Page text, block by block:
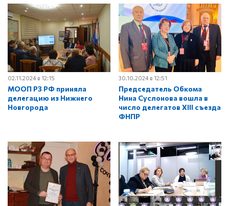
02.11.2024 в 12:15
МООП РЗ РФ приняла
делегацию из Нижнего
Новгорода
30.10.2024 в 12:51
Председатель Обкома
Нина Суслонова вошла в
число делегатов XIII съезда
ФНПР